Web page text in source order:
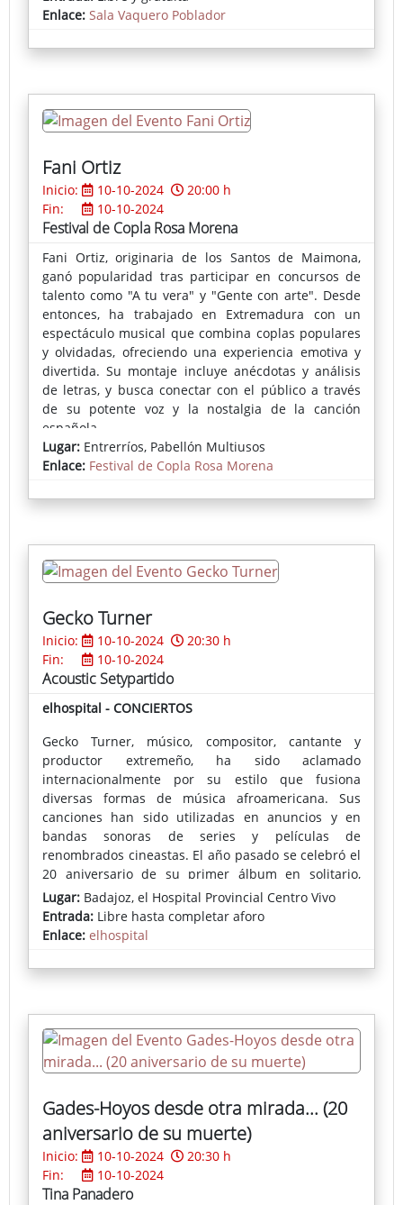
dibujos, cómics, collages, objetos de archivo, una
un gran catálogo, bucearemos en su memoria.
del dragón que vuela, otea y se lanza del cielo hacia
la tierra, los campos, las ciudades. Su éxito artístico
es el epítome del rigor analítico.
Enlace: Sala Vaquero Poblador
Fani Ortiz
Inicio: 10-10-2024
20:00 h
Fin:
10-10-2024
Festival de Copla Rosa Morena
Fani Ortiz, originaria de los Santos de Maimona,
ganó popularidad tras participar en concursos de
talento como "A tu vera" y "Gente con arte". Desde
entonces, ha trabajado en Extremadura con un
espectáculo musical que combina coplas populares
y olvidadas, ofreciendo una experiencia emotiva y
divertida. Su montaje incluye anécdotas y análisis
de letras, y busca conectar con el público a través
de su potente voz y la nostalgia de la canción
española.
Lugar: Entrerríos, Pabellón Multiusos
Enlace: Festival de Copla Rosa Morena
Gecko Turner
Inicio: 10-10-2024
20:30 h
Fin:
10-10-2024
Acoustic Setypartido
elhospital - CONCIERTOS
Gecko Turner, músico, compositor, cantante y
productor extremeño, ha sido aclamado
internacionalmente por su estilo que fusiona
diversas formas de música afroamericana. Sus
canciones han sido utilizadas en anuncios y en
bandas sonoras de series y películas de
renombrados cineastas. El año pasado se celebró el
20 aniversario de su primer álbum en solitario,
“Guapapaséa”, y ha realizado conciertos en América,
Asia, Europa y recientemente en África, donde
representó a Europa en la celebración del Día de
“Somebody from Badajoz”, ha tenido gran
France. El suplemento Babelia de El País lo ha
calificado como “el secreto mejor guardado de la
música española”.
Lugar: Badajoz, el Hospital Provincial Centro Vivo
Entrada: Libre hasta completar aforo
Enlace: elhospital
Gades-Hoyos desde otra mirada... (20
aniversario de su muerte)
Inicio: 10-10-2024
20:30 h
Fin:
10-10-2024
Tina Panadero